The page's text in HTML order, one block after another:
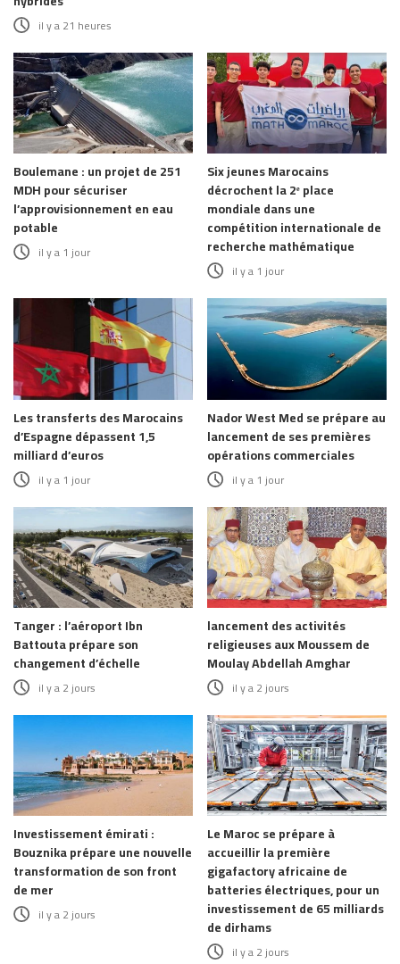
il y a 21 heures
Boulemane : un projet de 251
MDH pour sécuriser
l’approvisionnement en eau
potable
il y a 1 jour
Six jeunes Marocains
décrochent la 2ᵉ place
mondiale dans une
compétition internationale de
recherche mathématique
il y a 1 jour
Les transferts des Marocains
d’Espagne dépassent 1,5
milliard d’euros
il y a 1 jour
Nador West Med se prépare au
lancement de ses premières
opérations commerciales
il y a 1 jour
Tanger : l’aéroport Ibn
Battouta prépare son
changement d’échelle
il y a 2 jours
lancement des activités
religieuses aux Moussem de
Moulay Abdellah Amghar
il y a 2 jours
Investissement émirati :
Bouznika prépare une nouvelle
transformation de son front
de mer
il y a 2 jours
Le Maroc se prépare à
accueillir la première
gigafactory africaine de
batteries électriques, pour un
investissement de 65 milliards
de dirhams
il y a 2 jours